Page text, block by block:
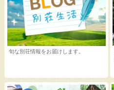
旬な別荘情報をお届けします。